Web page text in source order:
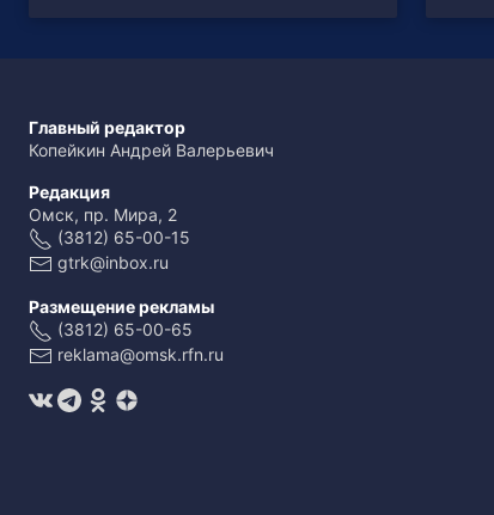
Главный редактор
Копейкин Андрей Валерьевич
Редакция
Омск, пр. Мира, 2
(3812) 65-00-15
gtrk@inbox.ru
Размещение рекламы
(3812) 65-00-65
reklama@omsk.rfn.ru